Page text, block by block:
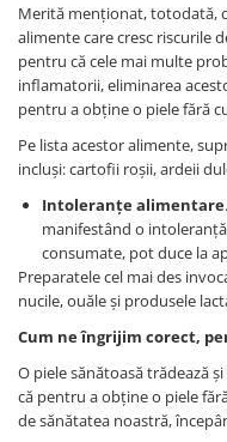
Merită menționat, totodată,
alimente care cresc riscurile
pentru că cele mai multe
inflamatorii, eliminarea
pentru a obține o piele fără
Pe lista acestor alimente,
incluși: cartofii roșii, ardeii
Intoleranțe alimentare
manifestând o
consumate, pot duce la
Preparatele cel mai des
nucile, ouăle și produsele
Cum ne îngrijim corect,
O piele sănătoasă trădează
că pentru a obține o piele
de sănătatea noastră,